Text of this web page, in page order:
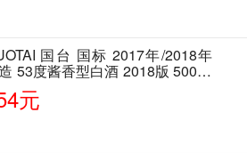
国台 国标 2017年/2018年
53度酱香型白酒 2018版 500ml
瓶装元